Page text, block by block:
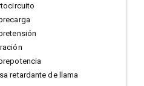
retardante de llama